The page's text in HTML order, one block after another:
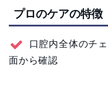
プロのケアの特徴
口腔内全体のチ
面から確認